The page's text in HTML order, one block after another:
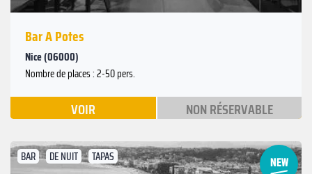
Bar A Potes
Nice (06000)
Nombre de places : 2-50 pers.
VOIR NON RÉSERVABLE
BAR DE NUIT TAPAS